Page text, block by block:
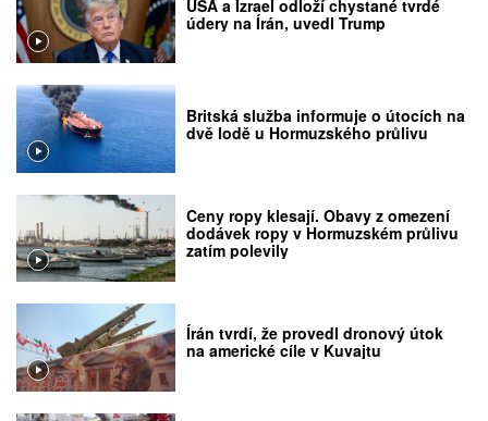
USA a Izrael odloží chystané tvrdé
údery na Írán, uvedl Trump
Britská služba informuje o útocích na
dvě lodě u Hormuzského průlivu
Ceny ropy klesají. Obavy z omezení
dodávek ropy v Hormuzském průlivu
zatím polevily
Írán tvrdí, že provedl dronový útok
na americké cíle v Kuvajtu